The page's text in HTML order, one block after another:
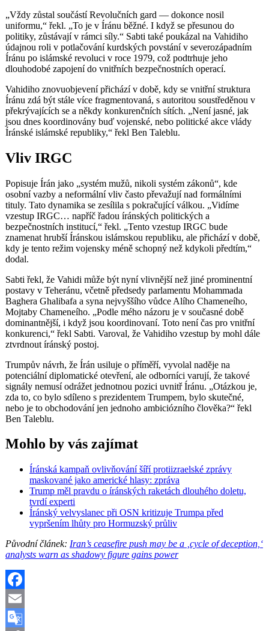
„Vždy zůstal součástí Revolučních gard — dokonce nosil
uniformu,“ řekl. „To je v Íránu běžné. I když se přesunou do
politiky, zůstávají v rámci síly.“ Sabti také poukázal na Vahidiho
údajnou roli v potlačování kurdských povstání v severozápadním
Íránu po islámské revoluci v roce 1979, což podtrhuje jeho
dlouhodobé zapojení do vnitřních bezpečnostních operací.
Vahidiho znovuobjevení přichází v době, kdy se vnitřní struktura
Íránu zdá být stále více fragmentovaná, s autoritou soustředěnou v
překrývajících se a někdy konkurenčních sítích. „Není jasné, jak
jsou dnes koordinovány buď vojenské, nebo politické akce vlády
Íránské islámské republiky,“ řekl Ben Taleblu.
Vliv IRGC
Popisuje Írán jako „systém mužů, nikoli systém zákonů“, kde
osobní vazby a neformální vliv často převažují nad formálními
tituly. Tato dynamika se zesílila s pokračující válkou. „Vidíme
vzestup IRGC… napříč řadou íránských politických a
bezpečnostních institucí,“ řekl. „Tento vzestup IRGC bude
znamenat hrubší Íránskou islámskou republiku, ale přichází v době,
kdy je tento režim vojensky méně schopný než kdykoli předtím,“
dodal.
Sabti řekl, že Vahidi může být nyní vlivnější než jiné prominentní
postavy v Teheránu, včetně předsedy parlamentu Mohammada
Baghera Ghalibafa a syna nejvyššího vůdce Alího Chameneího,
Mojtaby Chameneího. „Podle mého názoru je v současné době
dominantnější, i když jsou koordinovaní. Toto není čas pro vnitřní
konkurenci,“ řekl Sabti. Varoval, že Vahidiho vzestup by mohl dále
ztvrdnout íránský postoj.
Trumpův návrh, že Írán usiluje o příměří, vyvolal naděje na
potenciální diplomatické otevření, ale odborníci varují, že takové
signály nemusí odrážet jednotnou pozici uvnitř Íránu. „Otázkou je,
zda to, co bylo sdíleno s prezidentem Trumpem, bylo skutečné,
nebo je to obchodování jen jednoho ambiciózního člověka?“ řekl
Ben Taleblu.
Mohlo by vás zajímat
Íránská kampaň ovlivňování šíří protiizraelské zprávy
maskované jako americké hlasy: zpráva
Trump měl pravdu o íránských raketách dlouhého doletu,
tvrdí experti
Íránský velvyslanec při OSN kritizuje Trumpa před
vypršením lhůty pro Hormuzský průliv
Původní článek: Iran’s ceasefire push may be a ‚cycle of deception,‘
analysts warn as shadowy figure gains power
Facebook
Email